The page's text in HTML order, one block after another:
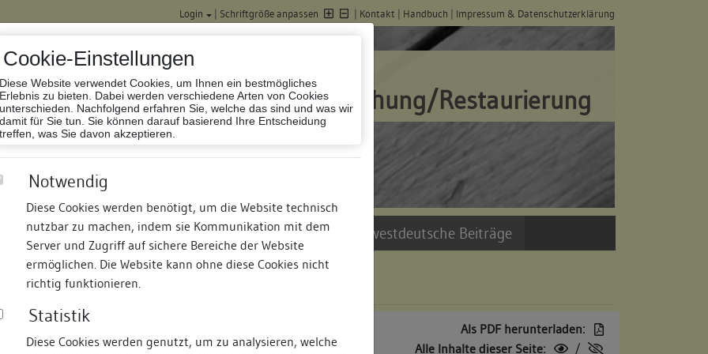
Cookie-Einstellungen
Diese Website verwendet Cookies, um Ihnen ein bestmögliches
Erlebnis zu bieten. Dabei werden verschiedene Arten von Cookies
unterschieden. Nachfolgend erfahren Sie, welche das sind und was wir
damit für Sie tun. Sie können darauf basierend Ihre Entscheidung
treffen, was Sie davon akzeptieren.
Notwendig
Diese Cookies werden benötigt, um die Website technisch
nutzbar zu machen, indem sie Kommunikation mit dem
Server und Zugriff auf sichere Bereiche der Website
ermöglichen. Die Website kann ohne diese Cookies nicht
richtig funktionieren.
Statistik
Diese Cookies werden genutzt, um zu analysieren, welche
Login | Schriftgröße anpassen | Kontakt | Handbuch | Impressum & Datenschutzerklärung
Datenbank Bauforschung/Restaurierung
Termine Suche Freie Bauforscher:innen Südwestdeutsche Beiträge
Als PDF herunterladen:
Alle Inhalte dieser Seite:
/